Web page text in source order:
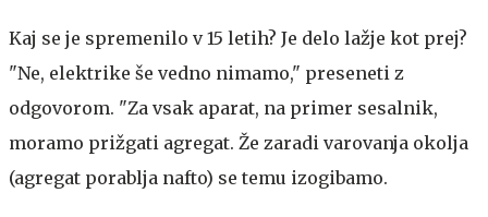
Kaj se je spremenilo v 15 letih? Je delo lažje kot prej?
"Ne, elektrike še vedno nimamo," preseneti z
odgovorom. "Za vsak aparat, na primer sesalnik,
moramo prižgati agregat. Že zaradi varovanja okolja
(agregat porablja nafto) se temu izogibamo.